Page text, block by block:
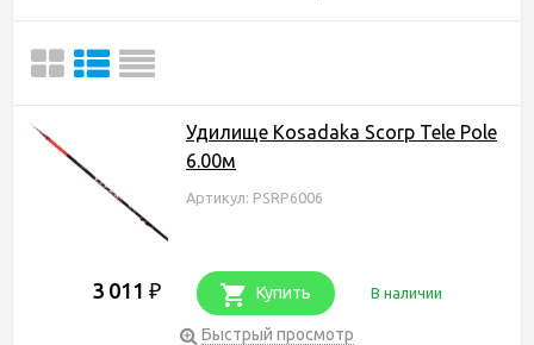
Удилище Kosadaka Scorp Tele Pole
6.00м
Артикул: PSRP6006
3 011 ₽ Купить В наличии
Быстрый просмотр